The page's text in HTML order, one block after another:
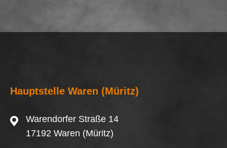
Hauptstelle Waren (Müritz)
Warendorfer Straße 14
17192 Waren (Müritz)